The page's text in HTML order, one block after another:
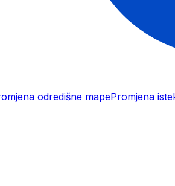
odredišne mapePromjena